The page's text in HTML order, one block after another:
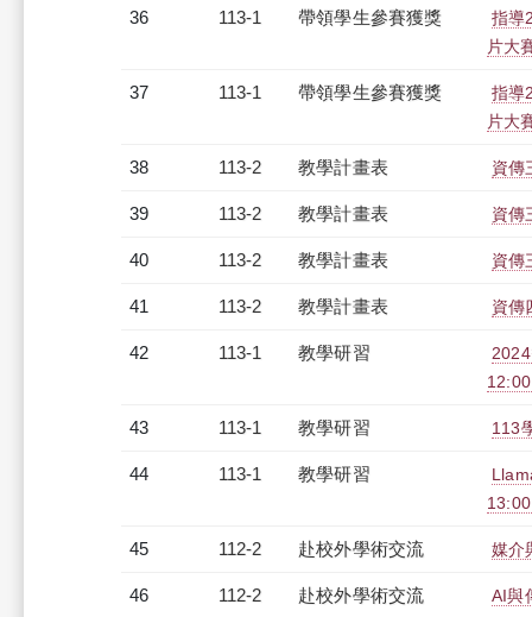
36 113-1 帶領學生參賽獲獎
指導
片大
37 113-1 帶領學生參賽獲獎
指導
片大
38 113-2 教學計畫表 資傳
39 113-2 教學計畫表 資傳
40 113-2 教學計畫表 資傳
41 113-2 教學計畫表 資傳
42 113-1 教學研習
43 113-1 教學研習 113
44 113-1 教學研習
45 112-2 赴校外學術交流 媒介
46 112-2 赴校外學術交流 AI與